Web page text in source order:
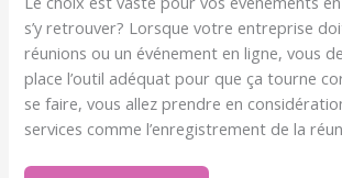
s’y retrouver? Lorsque votre entreprise
réunions ou un événement en ligne, vous
place l’outil adéquat pour que ça tourne
se faire, vous allez prendre en
services comme l’enregistrement de la